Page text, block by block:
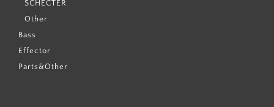
SCHECTER
Other
Bass
Effector
Parts&Other